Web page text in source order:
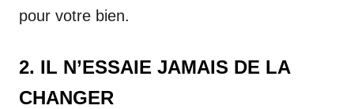
pour votre bien.
2. IL N’ESSAIE JAMAIS DE LA
CHANGER